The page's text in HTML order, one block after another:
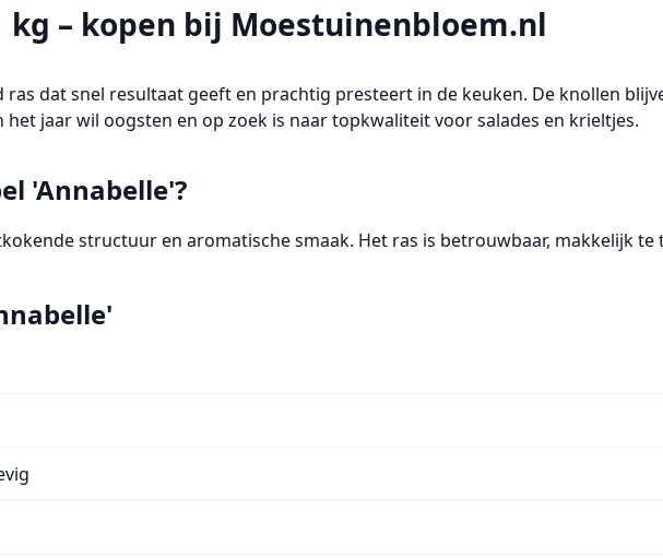
kg – kopen bij Moestuinenbloem.nl
ras dat snel resultaat geeft en prachtig presteert in de keuken. De knollen
jaar wil oogsten en op zoek is naar topkwaliteit voor salades en krieltjes.
'Annabelle'?
structuuren aromatische smaak. Het ras is betrouwbaar, makkelijk